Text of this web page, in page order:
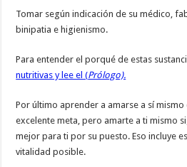
Tomar según indicación de su médico,
binipatia e higienismo.
Para entender el porqué de estas
nutritivas y lee el (Prólogo).
Por último aprender a amarse a sí mismo
excelente meta, pero amarte a ti mismo
mejor para ti por su puesto. Eso incluye
vitalidad posible.